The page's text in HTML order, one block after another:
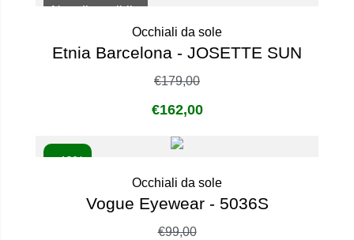
Non disponibile
Occhiali da sole
Etnia Barcelona - JOSETTE SUN
€179,00
€162,00
- 40%
Occhiali da sole
Vogue Eyewear - 5036S
€99,00